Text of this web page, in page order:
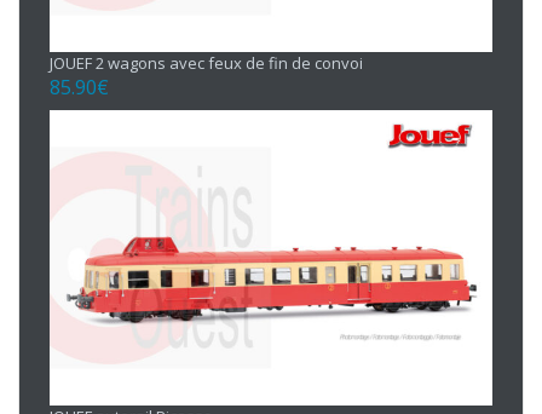
JOUEF 2 wagons avec feux de fin de convoi
85.90€